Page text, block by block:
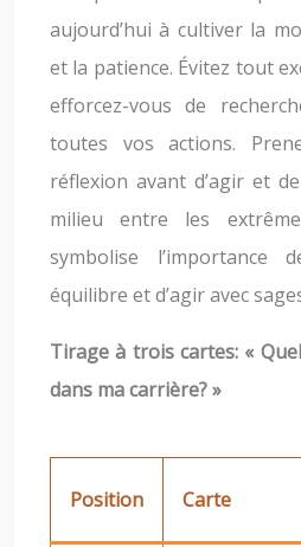
aujourd’hui à cultiver la
et la patience. Évitez tout
efforcez-vous de
toutes vos actions.
réflexion avant d’agir et
milieu entre les
symbolise
équilibre et d’agir avec
Tirage à trois cartes: «
dans ma carrière? »
Position Carte